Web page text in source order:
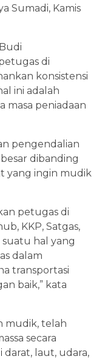
Sumadi, Kamis
di
konsistensi
ini adalah
masa peniadaan
pengendalian
dibanding
yang ingin mudik
petugas di
KKP, Satgas,
hal yang
dalam
transportasi
baik,” kata
mudik, telah
secara
darat, laut, udara,